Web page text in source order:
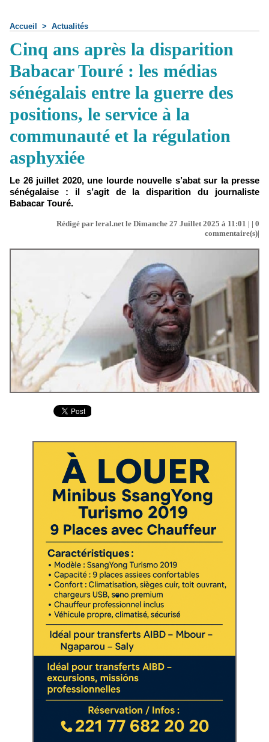
Accueil > Actualités
Cinq ans après la disparition
Babacar Touré : les médias
sénégalais entre la guerre des
positions, le service à la
communauté et la régulation
asphyxiée
Le 26 juillet 2020, une lourde nouvelle s’abat sur la presse
sénégalaise : il s’agit de la disparition du journaliste
Babacar Touré.
Rédigé par leral.net le Dimanche 27 Juillet 2025 à 11:01 | | 0
commentaire(s)|